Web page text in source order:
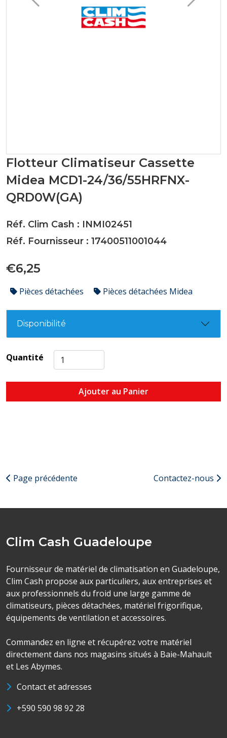
Flotteur Climatiseur Cassette
Midea MCD1-24/36/55HRFNX-
QRD0W(GA)
Réf. Clim Cash : INMI02451
Réf. Fournisseur : 17400511001044
€6,25
Pièces détachées Pièces détachées Midea
Disponibilité
Quantité
Ajouter au Panier
Page précédente Contactez-nous
Clim Cash Guadeloupe
Fournisseur de matériel de climatisation en Guadeloupe,
Clim Cash propose aux particuliers, aux entreprises et
aux professionnels du froid une large gamme de
climatiseurs, pièces détachées, matériel frigorifique,
équipements de ventilation et accessoires.
Commandez en ligne et récupérez votre matériel
directement dans nos magasins situés à Baie-Mahault
et Les Abymes.
Contact et adresses
+590 590 98 92 28